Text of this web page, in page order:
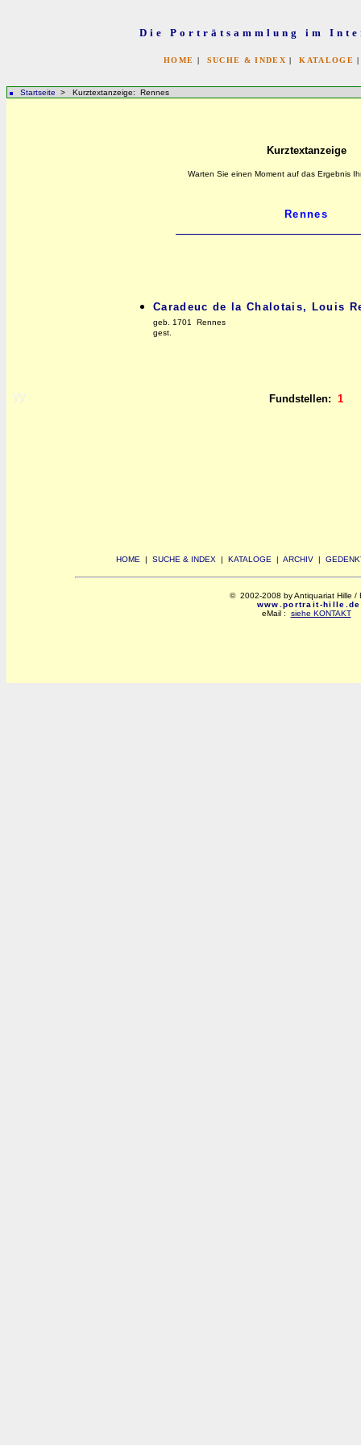
Die Porträtsammlung im
HOME | SUCHE & INDEX |KATALOGE
Startseite > Kurztextanzeige: Rennes
yy
Kurztextanzeige
Warten Sie einen Moment auf das Ergebnis
Caradeuc de la Chalotais, Louis
geb. 1701 Rennes
gest.
Fundstellen: 1
HOME | SUCHE & INDEX | KATALOGE | ARCHIV |
© 2002-2008 by Antiquariat Hille /
www.portrait-hille.de
eMail : siehe KONTAKT